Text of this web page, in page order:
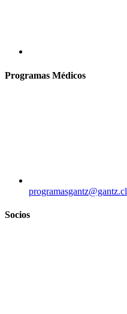
Programas Médicos
programasgantz@gantz.cl
Socios